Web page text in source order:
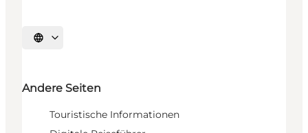
Sprache auswählen
Andere Seiten
Touristische Informationen